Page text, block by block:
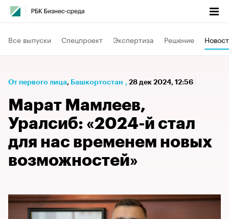
Все выпуски Спецпроект Экспертиза Решение
От первого лица⁠, Башкортостан , 28 дек 2024, 12:56
Марат Мамлеев,
Уралсиб: «2024-й стал
для нас временем новых
возможностей»